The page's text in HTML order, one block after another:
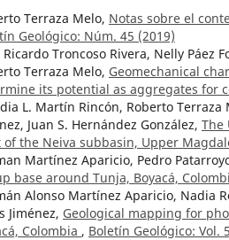
Terraza Melo, Notas sobre el
Geológico: Núm. 45 (2019)
Ricardo Troncoso Rivera, Nelly Páez
Terraza Melo, Geomechanical
its potential as aggregates for
L. Martín Rincón, Roberto Terraza
Juan S. Hernández González, The
of the Neiva subbasin, Upper
Martínez Aparicio, Pedro
base around Tunja, Boyacá,
Alonso Martínez Aparicio, Nadia
Jiménez, Geological mapping for
Colombia , Boletín Geológico: Vol.